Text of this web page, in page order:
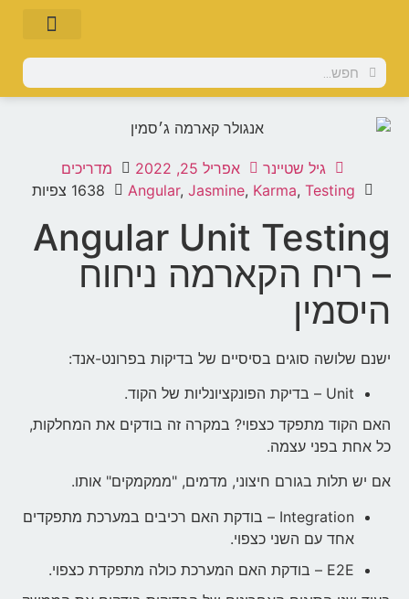
גיל שטיינר אפריל 25, 2022
מדריכים
Angular, Jasmine, Karma, Testing 1638 צפיות
Angular Unit Testing
– ריח הקארמה ניחוח
היסמין
ישנם שלושה סוגים בסיסיים של בדיקות בפרונט-אנד:
Unit – בדיקת הפונקציונליות של הקוד.
האם הקוד מתפקד כצפוי? במקרה זה בודקים את המחלקות,
כל אחת בפני עצמה.
אם יש תלות בגורם חיצוני, מדמים, "ממקמקים" אותו.
Integration – בודקת האם רכיבים במערכת מתפקדים
אחד עם השני כצפוי.
E2E – בודקת האם המערכת כולה מתפקדת כצפוי.